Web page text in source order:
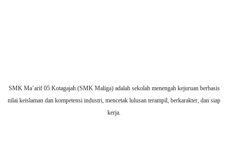
SMK Ma’arif 05 Kotagajah (SMK Maliga) adalah sekolah menengah kejuruan berbasis
nilai keislaman dan kompetensi industri, mencetak lulusan terampil, berkarakter, dan siap
kerja.